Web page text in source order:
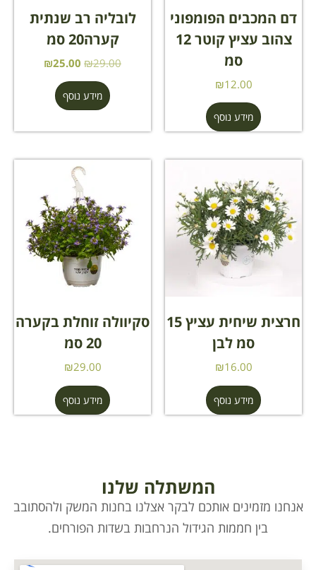
דם המכבים הפומפוני
צהוב עציץ קוטר 12
סמ
₪12.00
מידע נוסף
לובליה רב שנתית
קערה20 סמ
₪29.00
₪25.00
מידע נוסף
חרצית שיחית עציץ 15
סמ לבן
₪16.00
מידע נוסף
סקיוולה זוחלת בקערה
20 סמ
₪29.00
מידע נוסף
המשתלה שלנו
אנחנו מזמינים אותכם לבקר אצלנו בחנות המשק ולהסתובב
בין חממות הגידול הנרחבות בשדות הפורחים.